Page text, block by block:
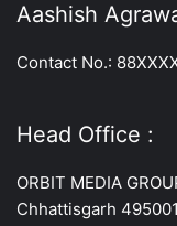
Aashish
Contact No.:
Head Office :
ORBIT MEDIA
Chhattisgarh